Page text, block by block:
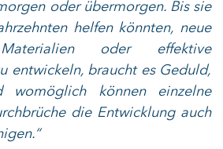
oder übermorgen. Bis sie
helfen könnten, neue
oder effektive
entwickeln, braucht es Geduld,
womöglich können einzelne
die Entwicklung auch